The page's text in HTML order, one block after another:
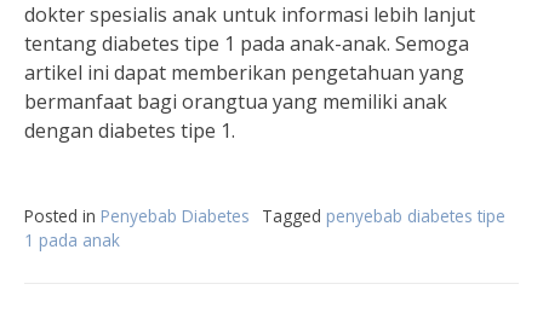
dokter spesialis anak untuk informasi lebih lanjut
tentang diabetes tipe 1 pada anak-anak. Semoga
artikel ini dapat memberikan pengetahuan yang
bermanfaat bagi orangtua yang memiliki anak
dengan diabetes tipe 1.
Posted in Penyebab Diabetes Tagged penyebab diabetes tipe
1 pada anak